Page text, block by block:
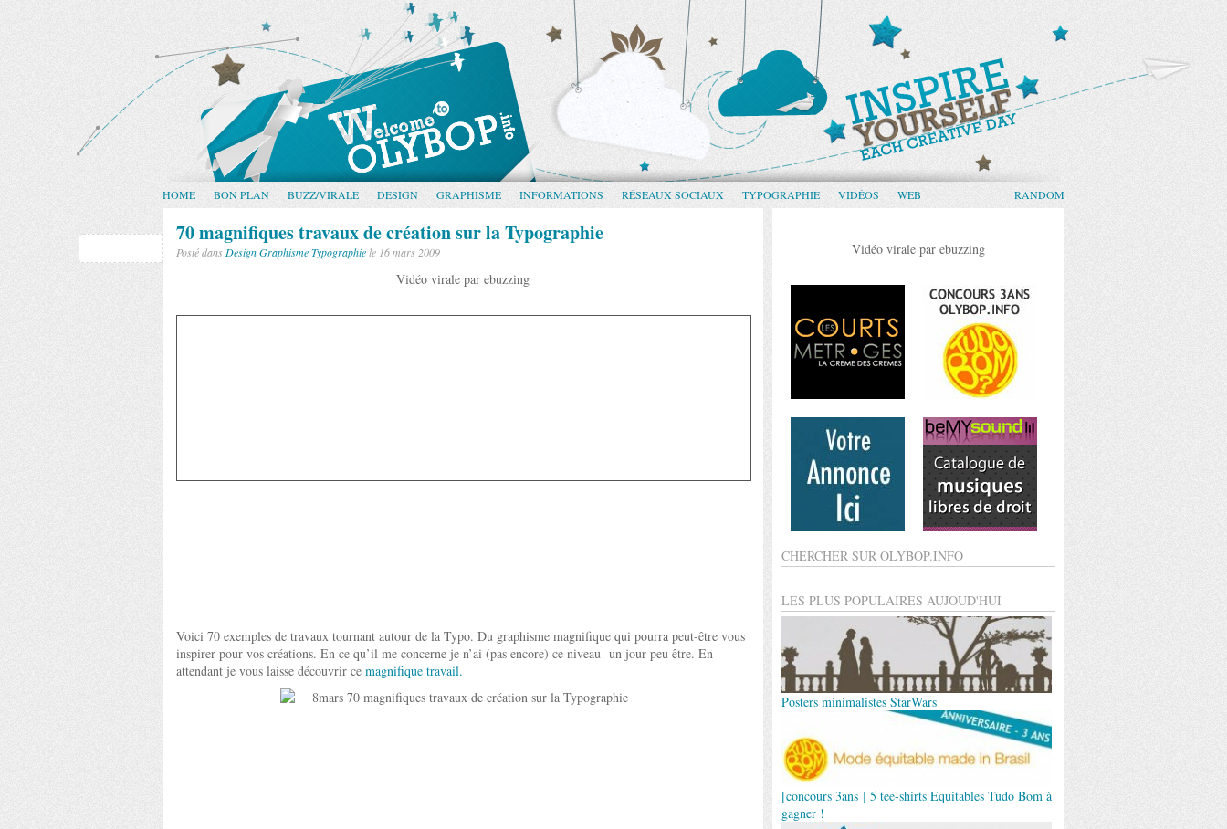
HOME BON PLAN BUZZ/VIRALE DESIGN GRAPHISME INFORMATIONS RÉSEAUX SOCIAUX TYPOGRAPHIE VIDÉOS WEB RANDOM
70 magnifiques travaux de création sur la Typographie
Posté dans DesignGraphismeTypographiele 16 mars 2009
Vidéo virale par ebuzzing
Voici 70 exemples de travaux tournant autour de la Typo. Du graphisme magnifique qui pourra peut-être vous
inspirer pour vos créations. En ce qu’il me concerne je n’ai (pas encore) ce niveau un jour peu être. En
attendant je vous laisse découvrir ce magnifique travail.
Vidéo virale par ebuzzing
CHERCHER SUR OLYBOP.INFO
LES PLUS POPULAIRES AUJOUD'HUI
Posters minimalistes StarWars
[concours 3ans ] 5 tee-shirts Equitables Tudo Bom à
gagner !